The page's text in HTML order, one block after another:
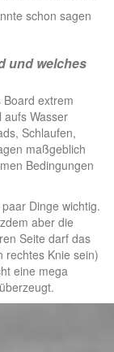
schon sagen
und welches
extrem
aufs Wasser
Schlaufen,
maßgeblich
Bedingungen
Dinge wichtig.
aber die
Seite darf das
rechtes Knie sein)
eine mega